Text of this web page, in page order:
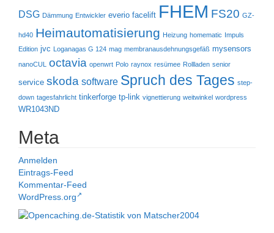
DSG Dämmung Entwickler everio facelift FHEM FS20 GZ-
hd40 Heimautomatisierung Heizung homematic
Impuls
Edition jvc Loganagas G 124 mag membranausdehnungsgefäß mysensors
nanoCUL octavia openwrt Polo raynox resümee Rollladen senior
service skoda software Spruch des Tages step-
down tagesfahrlicht tinkerforge tp-link vignettierung weitwinkel wordpress
WR1043ND
Meta
Anmelden
Eintrags-Feed
Kommentar-Feed
WordPress.org